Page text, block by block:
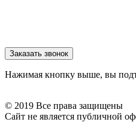
Нажимая кнопку выше, вы
© 2019 Все права защищены
Сайт не является публичной